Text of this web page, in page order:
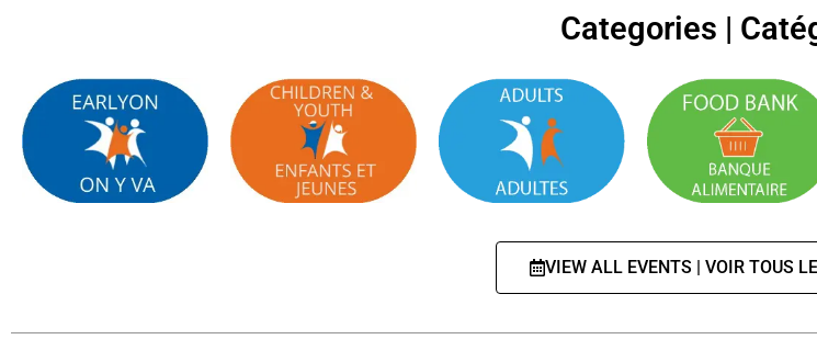
Categories |
VIEW ALL EVENTS | VOIR TOUS